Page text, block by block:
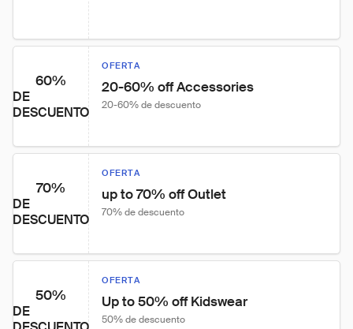
60%
DE
DESCUENTO
OFERTA
20-60% off Accessories
20-60% de descuento
70%
DE
DESCUENTO
OFERTA
up to 70% off Outlet
70% de descuento
50%
DE
OFERTA
Up to 50% off Kidswear
50% de descuento